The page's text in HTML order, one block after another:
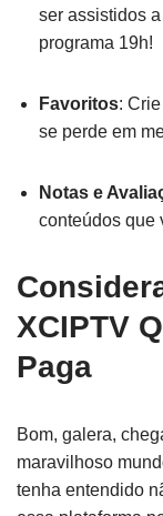
ser assistidos
programa 19h!
Favoritos:
se perde em
Notas e
conteúdos que
XCIPTV
Paga
Bom, galera,
maravilhoso
tenha entendido